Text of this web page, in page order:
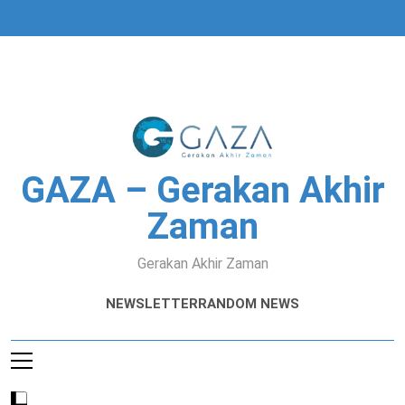
GAZA – Gerakan Akhir
Zaman
Gerakan Akhir Zaman
NEWSLETTERRANDOM NEWS